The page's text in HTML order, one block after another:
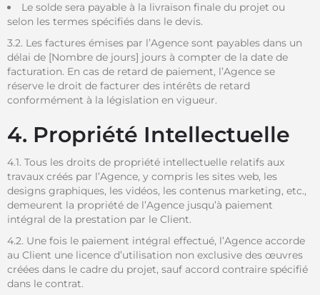
Le solde sera payable à la livraison finale du projet ou
selon les termes spécifiés dans le devis.
3.2. Les factures émises par l’Agence sont payables dans un
délai de [Nombre de jours] jours à compter de la date de
facturation. En cas de retard de paiement, l’Agence se
réserve le droit de facturer des intérêts de retard
conformément à la législation en vigueur.
4. Propriété Intellectuelle
4.1. Tous les droits de propriété intellectuelle relatifs aux
travaux créés par l’Agence, y compris les sites web, les
designs graphiques, les vidéos, les contenus marketing, etc.,
demeurent la propriété de l’Agence jusqu’à paiement
intégral de la prestation par le Client.
4.2. Une fois le paiement intégral effectué, l’Agence accorde
au Client une licence d’utilisation non exclusive des œuvres
créées dans le cadre du projet, sauf accord contraire spécifié
dans le contrat.